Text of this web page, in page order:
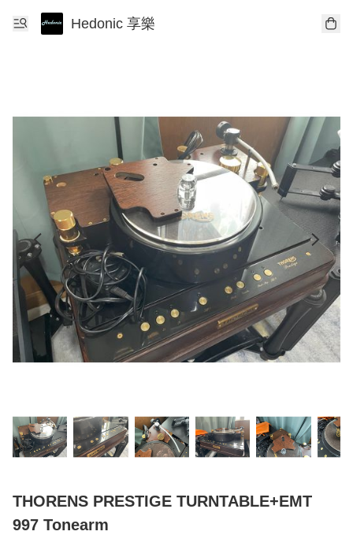
Hedonic 享樂
THORENS PRESTIGE TURNTABLE+EMT
997 Tonearm